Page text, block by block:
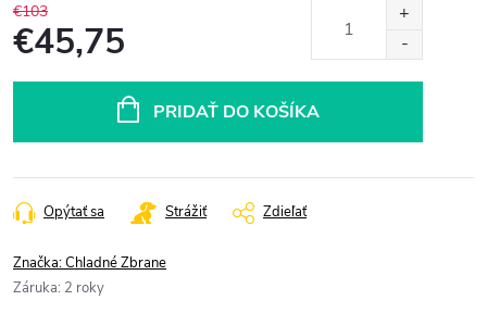
€103
€45,75
PRIDAŤ DO KOŠÍKA
Opýtať sa Strážiť Zdieľať
Značka:Chladné Zbrane
Záruka: 2 roky